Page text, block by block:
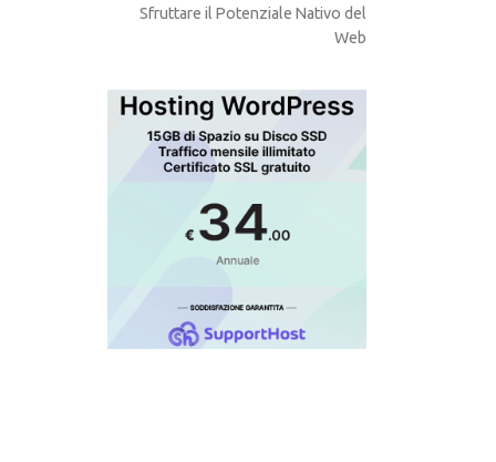
Sfruttare il Potenziale Nativo del
Web